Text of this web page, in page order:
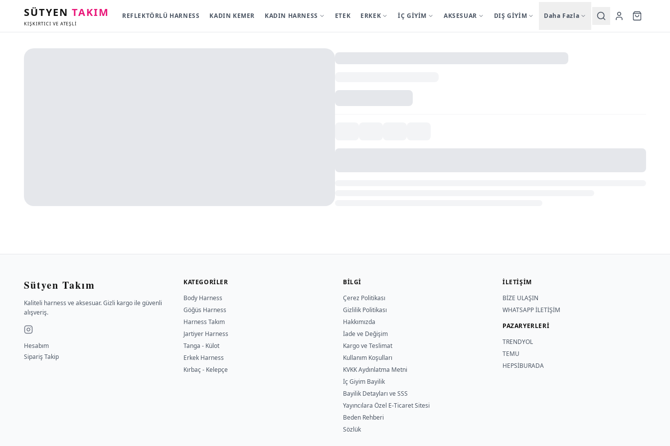
SÜTYEN TAKIM
KIŞKIRTICI VE ATEŞLİ
REFLEKTÖRLÜ HARNESS KADIN KEMER KADIN HARNESS ETEK ERKEK İÇ GİYİM AKSESUAR DIŞ GİYİM Daha Fazla
Sütyen Takım
Kaliteli harness ve aksesuar. Gizli kargo ile güvenli
alışveriş.
Hesabım
Sipariş Takip
KATEGORILER
Body Harness
Göğüs Harness
Harness Takım
Jartiyer Harness
Tanga - Külot
Erkek Harness
Kırbaç - Kelepçe
BILGI
Çerez Politikası
Gizlilik Politikası
Hakkımızda
İade ve Değişim
Kargo ve Teslimat
Kullanım Koşulları
KVKK Aydınlatma Metni
İç Giyim Bayilik
Bayilik Detayları ve SSS
Yayıncılara Özel E-Ticaret Sitesi
Beden Rehberi
Sözlük
İLETİŞİM
BİZE ULAŞIN
WHATSAPP İLETİŞİM
PAZARYERLERİ
TRENDYOL
TEMU
HEPSİBURADA